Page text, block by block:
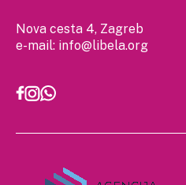
Nova cesta 4, Zagreb
e-mail: info@libela.org